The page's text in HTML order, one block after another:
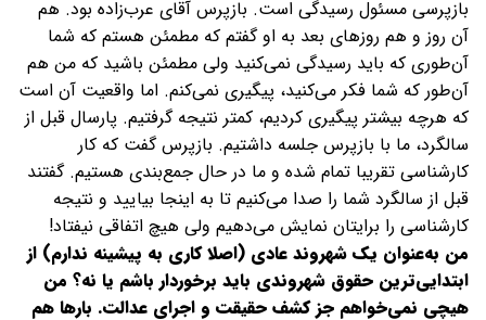
بازپرسی مسئول رسیدگی است. بازپرس آقای عرب‌زاده بود. هم
آن روز و هم روزهای بعد به او گفتم که مطمئن هستم که شما
آن‌طوری که باید رسیدگی نمی‌کنید ولی مطمئن باشید که من هم
آن‌طور که شما فکر می‌کنید، پیگیری نمی‌کنم. اما واقعیت آن است
که هرچه بیشتر پیگیری کردیم، کمتر نتیجه گرفتیم. پارسال قبل از
سالگرد، ما با بازپرس جلسه داشتیم. بازپرس گفت که کار
کارشناسی تقریبا تمام شده و ما در حال جمع‌بندی هستیم. گفتند
قبل از سالگرد شما را صدا می‌کنیم تا به اینجا بیایید و نتیجه
کارشناسی را برایتان نمایش می‌دهیم ولی هیچ اتفاقی نیفتاد!
من به‌عنوان یک شهروند عادی (اصلا کاری به پیشینه ندارم) از
ابتدایی‌ترین حقوق شهروندی باید برخوردار باشم یا نه؟ من
هیچی نمی‌خواهم جز کشف حقیقت و اجرای عدالت. بارها هم